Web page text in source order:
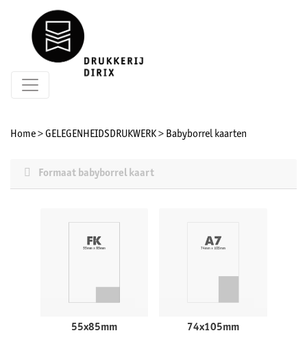
Home>GELEGENHEIDSDRUKWERK> Babyborrel kaarten
Formaat babyborrel kaart
55x85mm 74x105mm